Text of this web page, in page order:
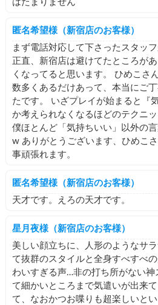
はたまりません
匿名希望様（新宿店のお客様）
まず電話対応して下さったスタッ
正直、新宿店は避けてたところが
くなってると思います。 ひめこさ
数多くあるだけあって、本当にご
たです。 いざプレイが始まると『
か考えられなくなるほどのテクニ
僕ほとんど「気持ちいい」以外の
w ありがとうございます、ひめこ
事頑張れます。
匿名希望様（新宿店のお客様）
天才です。えろの天才です。
星月夜様（新宿店のお客様）
美しい顔立ちに、人形のようなサ
て抜群のスタイルと全身すべすべ
わいすぎる声…非の打ち所がない神
て細かいところまで気遣いが出来
て、なおかつお喋りも超楽しいと